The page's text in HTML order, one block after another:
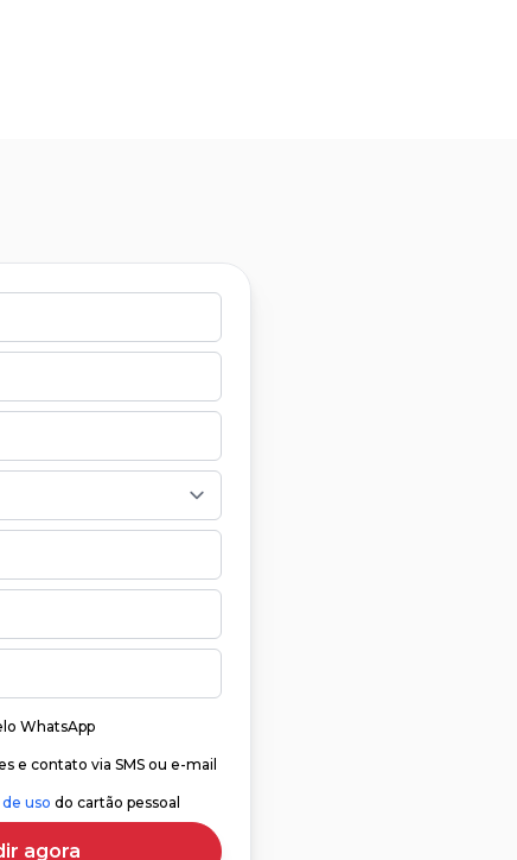
WhatsApp
e contato via SMS ou e-mail
uso do cartão pessoal
agora